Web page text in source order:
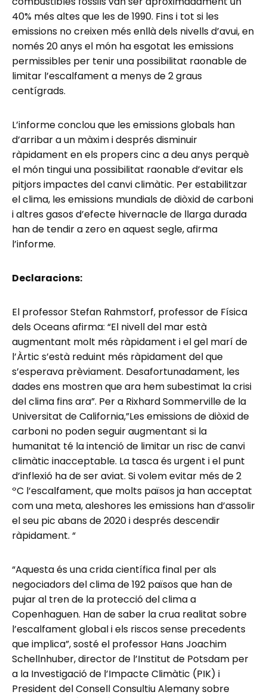
40% més altes que les de 1990. Fins i tot si les
emissions no creixen més enllà dels nivells d’avui, en
només 20 anys el món ha esgotat les emissions
permissibles per tenir una possibilitat raonable de
limitar l’escalfament a menys de 2 graus
centígrads.
L’informe conclou que les emissions globals han
d’arribar a un màxim i després disminuir
ràpidament en els propers cinc a deu anys perquè
el món tingui una possibilitat raonable d’evitar els
pitjors impactes del canvi climàtic. Per estabilitzar
el clima, les emissions mundials de diòxid de carboni
i altres gasos d’efecte hivernacle de llarga durada
han de tendir a zero en aquest segle, afirma
l’informe.
Declaracions:
El professor Stefan Rahmstorf, professor de Física
dels Oceans afirma: “El nivell del mar està
augmentant molt més ràpidament i el gel marí de
l’Àrtic s’està reduint més ràpidament del que
s’esperava prèviament. Desafortunadament, les
dades ens mostren que ara hem subestimat la crisi
del clima fins ara”. Per a Rixhard Sommerville de la
Universitat de California,”Les emissions de diòxid de
carboni no poden seguir augmentant si la
humanitat té la intenció de limitar un risc de canvi
climàtic inacceptable. La tasca és urgent i el punt
d’inflexió ha de ser aviat. Si volem evitar més de 2
ºC l’escalfament, que molts països ja han acceptat
com una meta, aleshores les emissions han d’assolir
el seu pic abans de 2020 i després descendir
ràpidament. “
“Aquesta és una crida científica final per als
negociadors del clima de 192 països que han de
pujar al tren de la protecció del clima a
Copenhaguen. Han de saber la crua realitat sobre
l’escalfament global i els riscos sense precedents
que implica”, sosté el professor Hans Joachim
Schellnhuber, director de l’Institut de Potsdam per
a la Investigació de l’Impacte Climàtic (PIK) i
President del Consell Consultiu Alemany sobre